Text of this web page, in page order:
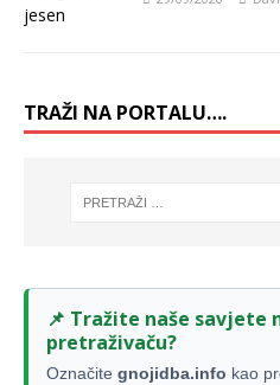
TRAŽI NA PORTALU….
📌 Tražite naše savjete
pretraživaču?
Označite gnojidba.info kao